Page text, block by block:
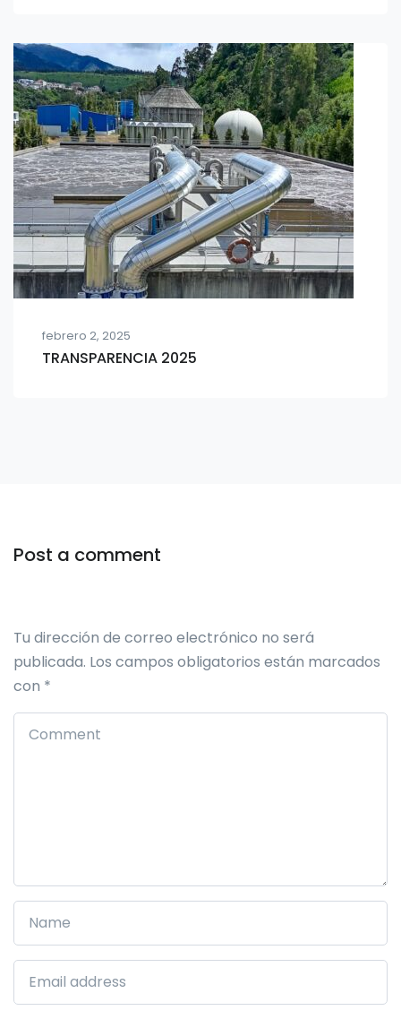
febrero 2, 2025
TRANSPARENCIA 2025
Post a comment
Tu dirección de correo electrónico no será
publicada. Los campos obligatorios están marcados
con *